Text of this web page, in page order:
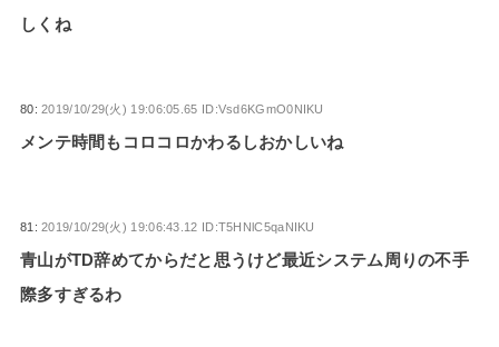
しくね
80:2019/10/29(火) 19:06:05.65 ID:Vsd6KGmO0NIKU
メンテ時間もコロコロかわるしおかしいね
81:2019/10/29(火) 19:06:43.12 ID:T5HNlC5qaNIKU
青山がTD辞めてからだと思うけど最近システム周りの不手
際多すぎるわ